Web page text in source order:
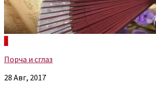
1
Порча и сглаз
28 Авг, 2017